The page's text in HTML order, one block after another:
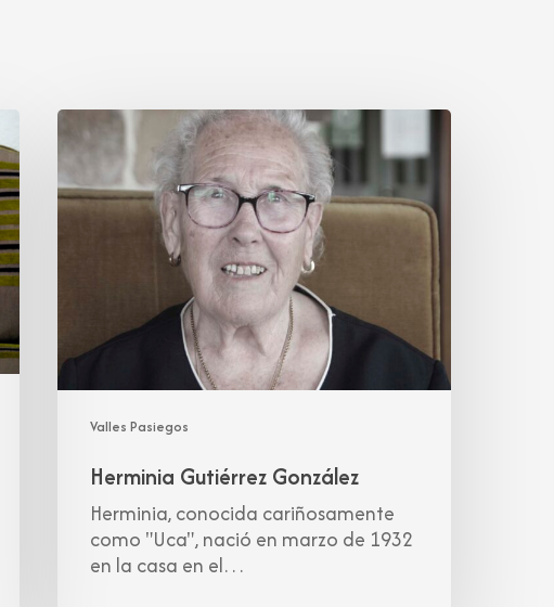
Valles Pasiegos
Herminia
Gutiérrez
González
Herminia Gutiérrez González
Herminia, conocida cariñosamente
como "Uca", nació en marzo de 1932
en la casa en el…